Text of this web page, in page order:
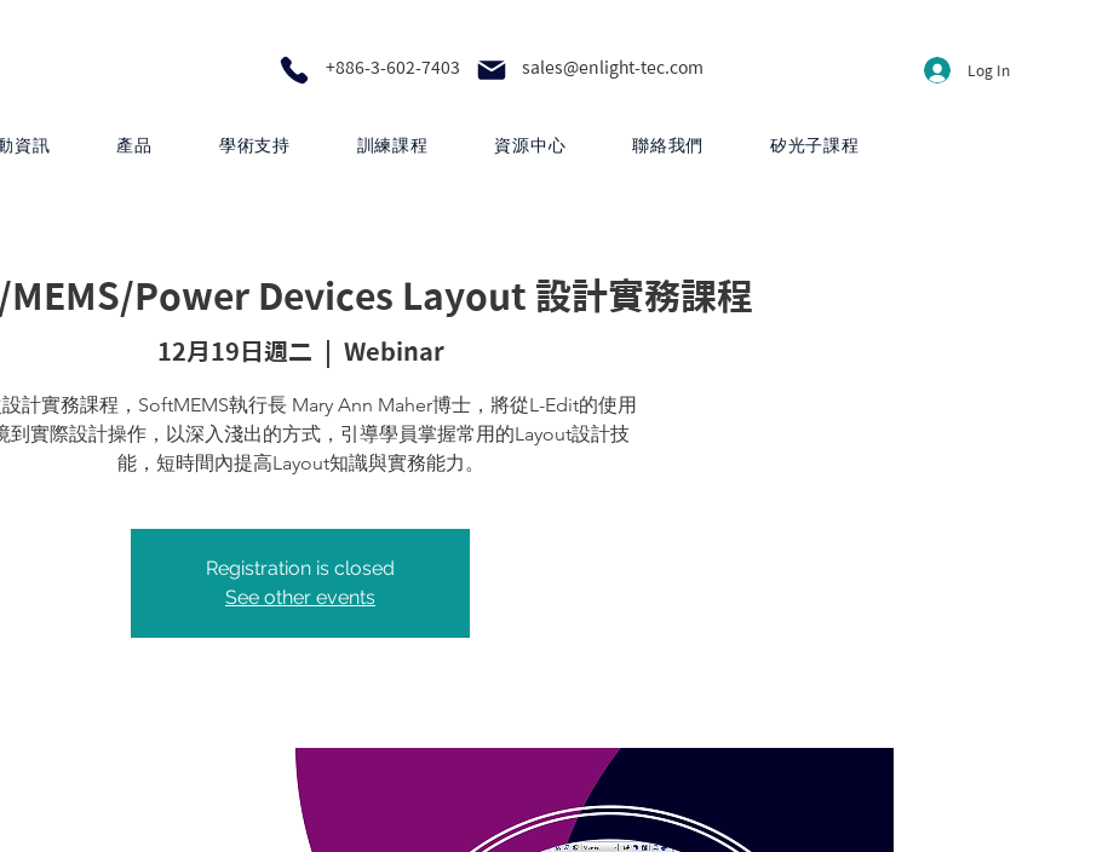
+886-3-602-7403 sales@enlight-tec.com Log In
資訊 產品 學術支持 訓練課程 資源中心 聯絡我們 矽光子課程
MEMS/Power Devices Layout 設計實務課程
12月19日週二 Webinar
計實務課程，SoftMEMS執行長 Mary Ann Maher博士，將從L-Edit的使用
到實際設計操作，以深入淺出的方式，引導學員掌握常用的Layout設計技
能，短時間內提高Layout知識與實務能力。
Registration is closed
See other events